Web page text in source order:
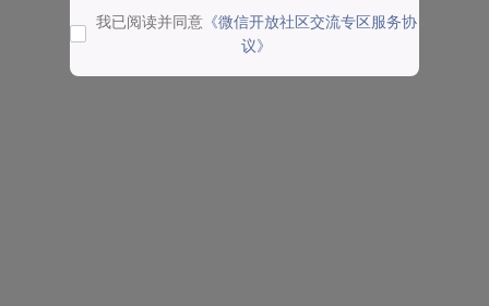
我已阅读并同意 《微信开放社区交流专区服务协
议》